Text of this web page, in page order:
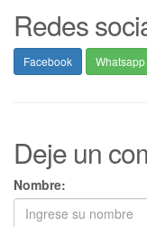
Redes
Facebook Whatsapp
Deje un
Nombre: